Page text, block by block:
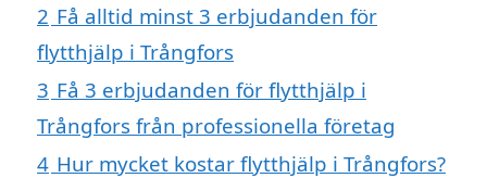
2 Få alltid minst 3 erbjudanden för
flytthjälp i Trångfors
3 Få 3 erbjudanden för flytthjälp i
Trångfors från professionella företag
4 Hur mycket kostar flytthjälp i Trångfors?